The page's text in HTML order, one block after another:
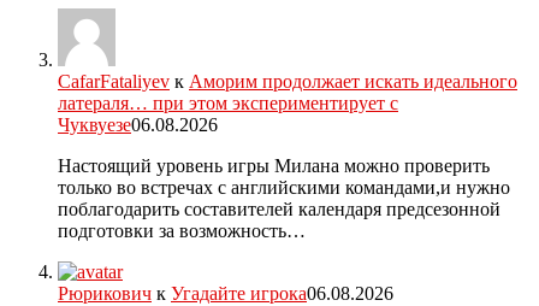
CafarFataliyev к Аморим продолжает искать идеального
латераля… при этом экспериментирует с
Чуквуезе06.08.2026
Настоящий уровень игры Милана можно проверить
только во встречах с английскими командами,и нужно
поблагодарить составителей календаря предсезонной
подготовки за возможность…
Рюрикович к Угадайте игрока06.08.2026